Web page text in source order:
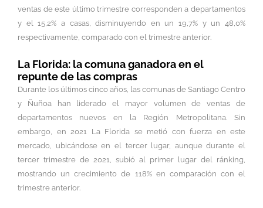
ventas de este último trimestre corresponden a departamentos
y el 15,2% a casas, disminuyendo en un 19,7% y un 48,0%
respectivamente, comparado con el trimestre anterior.
La Florida: la comuna ganadora en el
repunte de las compras
Durante los últimos cinco años, las comunas de Santiago Centro
y Ñuñoa han liderado el mayor volumen de ventas de
departamentos nuevos en la Región Metropolitana. Sin
embargo, en 2021 La Florida se metió con fuerza en este
mercado, ubicándose en el tercer lugar, aunque durante el
tercer trimestre de 2021, subió al primer lugar del ránking,
mostrando un crecimiento de 118% en comparación con el
trimestre anterior.